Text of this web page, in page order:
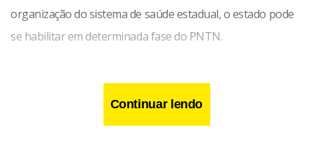
organização do sistema de saúde estadual, o estado pode
se habilitar em determinada fase do PNTN.
Na primeira fase é oferecido o diagnóstico, o
acompanhamento e o tratamento de crianças detectadas
com fenilcetonúria e hipotireoidismo congênito. A segunda
Continuar lendo